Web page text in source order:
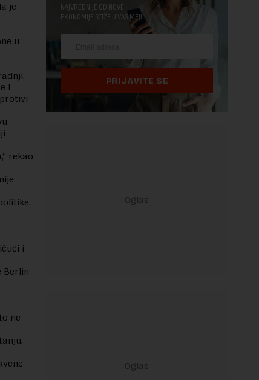
je
u
i
rekao
i
Berlin
ne
NAJVREDNIJE OD NOVE
EKONOMIJE STIŽE U VAŠ MEJL.
PRIJAVITE SE